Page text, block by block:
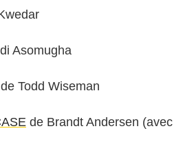
Asomugha
Todd Wiseman
de Brandt Andersen (avec